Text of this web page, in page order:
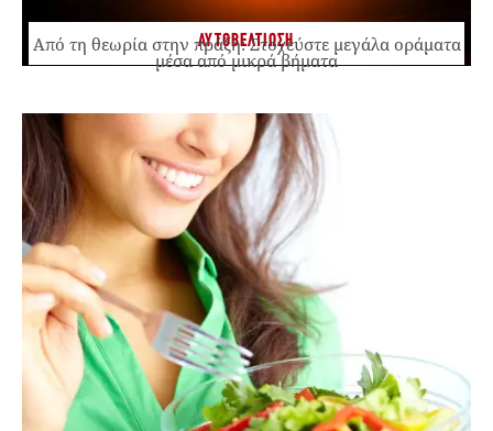
ΑΥΤΟΒΕΛΤΙΩΣΗ
Από τη θεωρία στην πράξη: Στοχεύστε μεγάλα οράματα
μέσα από μικρά βήματα